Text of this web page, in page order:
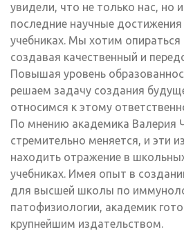
увидели, что не только нас, но
последние научные
учебниках. Мы хотим опираться
создавая качественный и
Повышая уровень
решаем задачу создания
относимся к этому
По мнению академика Валерия
стремительно меняется, и эти
находить отражение в
учебниках. Имея опыт в
для высшей школы по
патофизиологии, академик
крупнейшим издательством.